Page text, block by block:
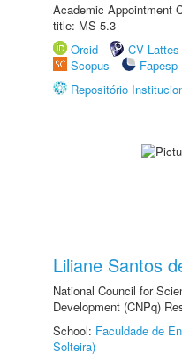
Academic Appointment
title: MS-5.3
Orcid
CV Lattes
Scopus
Fapesp
Repositório
Liliane Santos
National Council for
Development (CNPq)
School: Faculdade de
Solteira)